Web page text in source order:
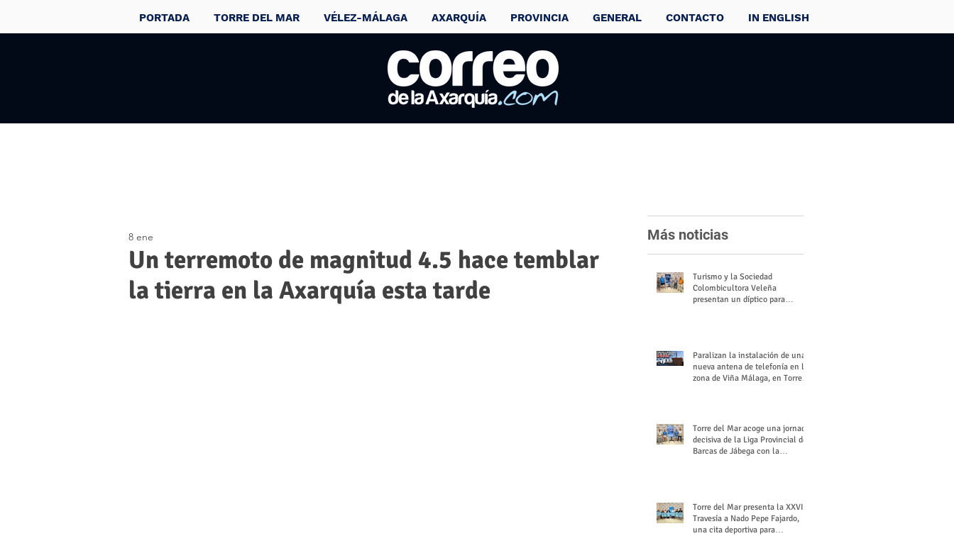
PORTADA TORRE DEL MAR VÉLEZ-MÁLAGA AXARQUÍA PROVINCIA GENERAL CONTACTO IN ENGLISH
Un terremoto de magnitud 4.5 hace temblar
la tierra en la Axarquía esta tarde
8 ene Más noticias
Turismo y la Sociedad
Colombicultora Veleña
presentan un díptico para
Paralizan la instalación de una
nueva antena de telefonía en la
zona de Viña Málaga, en Torre
Torre del Mar acoge una jornada
decisiva de la Liga Provincial de
Barcas de Jábega con la
Torre del Mar presenta la XXVI
Travesía a Nado Pepe Fajardo,
una cita deportiva para